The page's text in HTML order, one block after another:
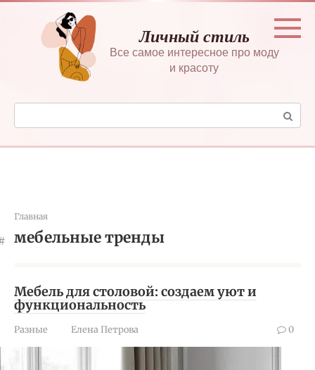
Перейти
контенту
Личный стиль
Все самое интересное про моду
и красоту
Поиск:
Главная
мебельные тренды
Мебель для столовой: создаем уют и
функциональность
Разные Елена Петрова 0